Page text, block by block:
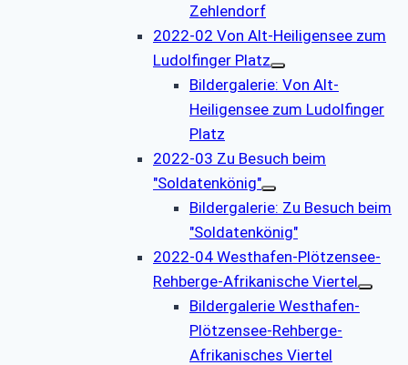
Zehlendorf
2022-02 Von Alt-Heiligensee zum
Ludolfinger Platz
Bildergalerie: Von Alt-
Heiligensee zum Ludolfinger
Platz
2022-03 Zu Besuch beim
"Soldatenkönig"
Bildergalerie: Zu Besuch beim
"Soldatenkönig"
2022-04 Westhafen-Plötzensee-
Rehberge-Afrikanische Viertel
Bildergalerie Westhafen-
Plötzensee-Rehberge-
Afrikanisches Viertel